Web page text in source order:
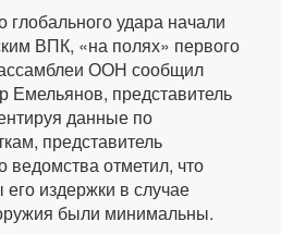
удара начали
ВПК, «на полях» первого
ООН сообщил
Емельянов, представитель
данные по
представитель
ведомства отметил, что
издержки в случае
были минимальны.